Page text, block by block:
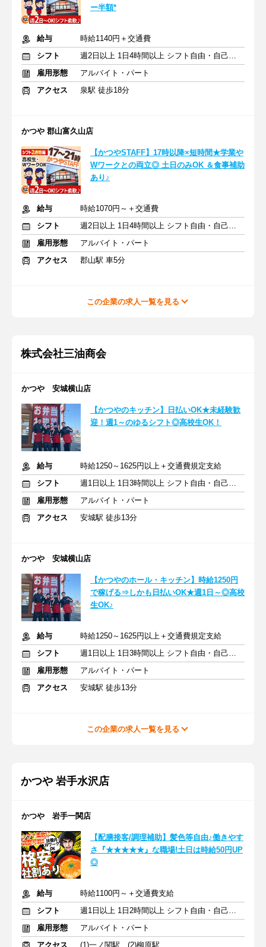
ー半額*
給与
時給1140円＋交通費
シフト
週2日以上 1日4時間以上 シフト自由・自己申告
雇用形態
アルバイト・パート
アクセス
泉駅 徒歩18分
かつや 郡山富久山店
【かつやSTAFF】17時以降×短時間★学業や
Wワークとの両立◎ 土日のみOK ＆食事補助
あり♪
給与
時給1070円～＋交通費
シフト
週2日以上 1日4時間以上 シフト自由・自己申告
雇用形態
アルバイト・パート
アクセス
郡山駅 車5分
この企業の求人一覧を見る
株式会社三油商会
かつや 安城横山店
【かつやのキッチン】日払いOK★未経験歓
迎！週1～のゆるシフト◎高校生OK！
給与
時給1250～1625円以上＋交通費規定支給
シフト
週1日以上 1日3時間以上 シフト自由・自己申告
雇用形態
アルバイト・パート
アクセス
安城駅 徒歩13分
かつや 安城横山店
【かつやのホール・キッチン】時給1250円
で稼げる⇒しかも日払いOK★週1日～◎高校
生OK♪
給与
時給1250～1625円以上＋交通費規定支給
シフト
週1日以上 1日3時間以上 シフト自由・自己申告
雇用形態
アルバイト・パート
アクセス
安城駅 徒歩13分
この企業の求人一覧を見る
かつや 岩手水沢店
かつや 岩手一関店
【配膳接客/調理補助】髪色等自由♪働きやす
さ『★★★★★』な職場!土日は時給50円UP
◎
給与
時給1100円～＋交通費支給
シフト
週1日以上 1日2時間以上 シフト自由・自己申告
雇用形態
アルバイト・パート
アクセス
(1)一ノ関駅 (2)柳原駅